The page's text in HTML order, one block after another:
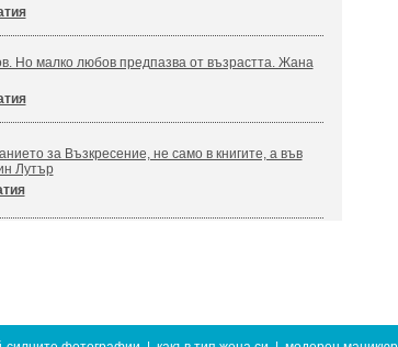
Но малко любов предпазва от възрастта. Жана
за Възкресение, не само в книгите, а във
Лутър